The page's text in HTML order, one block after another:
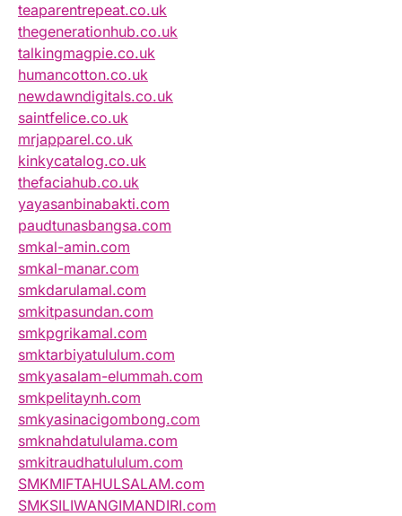
teaparentrepeat.co.uk
thegenerationhub.co.uk
talkingmagpie.co.uk
humancotton.co.uk
newdawndigitals.co.uk
saintfelice.co.uk
mrjapparel.co.uk
kinkycatalog.co.uk
thefaciahub.co.uk
yayasanbinabakti.com
paudtunasbangsa.com
smkal-amin.com
smkal-manar.com
smkdarulamal.com
smkitpasundan.com
smkpgrikamal.com
smktarbiyatululum.com
smkyasalam-elummah.com
smkpelitaynh.com
smkyasinacigombong.com
smknahdatululama.com
smkitraudhatululum.com
SMKMIFTAHULSALAM.com
SMKSILIWANGIMANDIRI.com